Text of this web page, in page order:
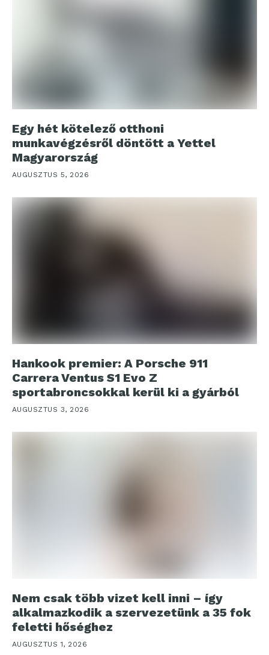
Egy hét kötelező otthoni
munkavégzésről döntött a Yettel
Magyarország
AUGUSZTUS 5, 2026
Hankook premier: A Porsche 911
Carrera Ventus S1 Evo Z
sportabroncsokkal kerül ki a gyárból
AUGUSZTUS 3, 2026
Nem csak több vizet kell inni – így
alkalmazkodik a szervezetünk a 35 fok
feletti hőséghez
AUGUSZTUS 1, 2026